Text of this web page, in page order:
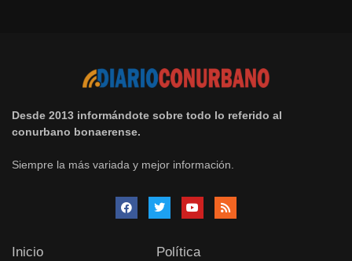
Desde 2013 informándote sobre todo lo referido al
conurbano bonaerense.
Siempre la más variada y mejor información.
Inicio
Política